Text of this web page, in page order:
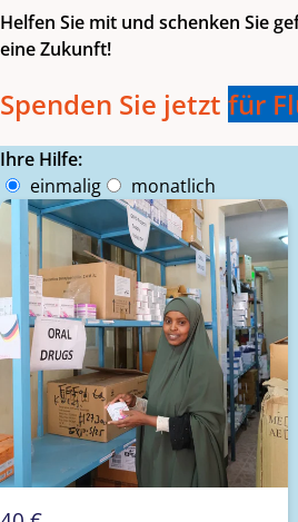
Helfen Sie mit und schenken Sie
eine Zukunft!
Spenden Sie jetzt für
Ihre Hilfe:
Intervalleinmalig
monatlich
Beträge